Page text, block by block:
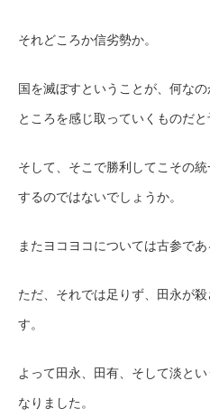
それどころか信劣勢か。
国を滅ぼすということが、何な
ところを感じ取っていくものだと
そして、そこで勝利してこその
するのではないでしょうか。
またヨコヨコについては古参で
ただ、それでは足りず、田永が
す。
よって田永、田有、そして淡と
なりました。